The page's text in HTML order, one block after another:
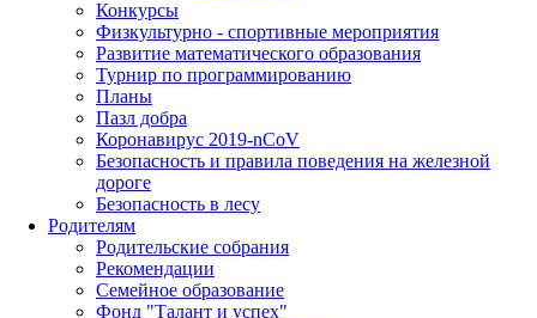
Конкурсы
Физкультурно - спортивные мероприятия
Развитие математического образования
Турнир по программированию
Планы
Пазл добра
Коронавирус 2019-nCoV
Безопасность и правила поведения на железной
дороге
Безопасность в лесу
Родителям
Родительские собрания
Рекомендации
Семейное образование
Фонд "Талант и успех"